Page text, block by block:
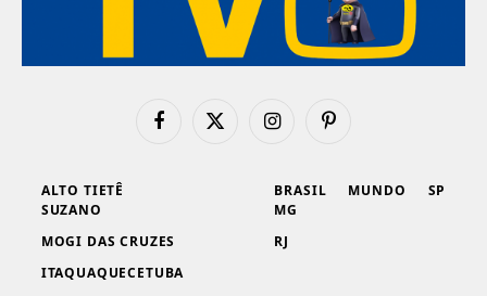
FacebookX
InstagramPinterest
ALTO TIETÊ
SUZANO
MOGI DAS CRUZES
ITAQUAQUECETUBA
BRASIL
MG
RJ
MUNDO SP